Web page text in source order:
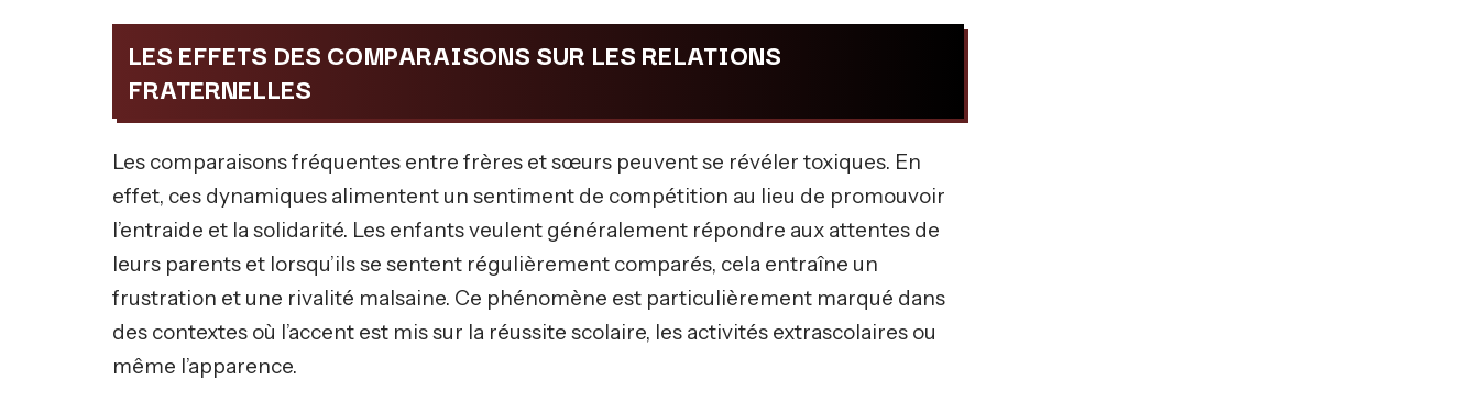
LES EFFETS DES COMPARAISONS SUR LES RELATIONS
FRATERNELLES
Les comparaisons fréquentes entre frères et sœurs peuvent se révéler toxiques. En
effet, ces dynamiques alimentent un sentiment de compétition au lieu de promouvoir
l’entraide et la solidarité. Les enfants veulent généralement répondre aux attentes de
leurs parents et lorsqu’ils se sentent régulièrement comparés, cela entraîne un
frustration et une rivalité malsaine. Ce phénomène est particulièrement marqué dans
des contextes où l’accent est mis sur la réussite scolaire, les activités extrascolaires ou
même l’apparence.